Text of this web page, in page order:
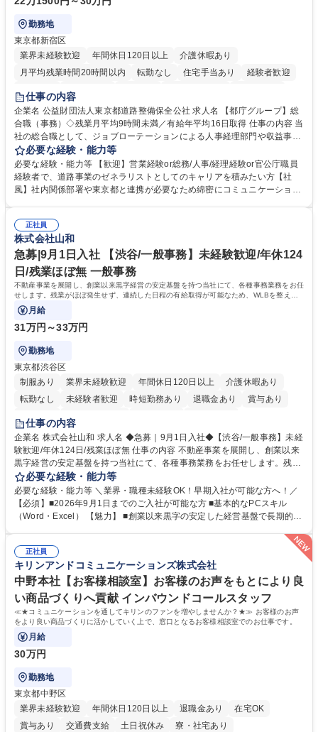
勤務地
東京都新宿区
業界未経験歓迎
年間休日120日以上
介護休暇あり
月平均残業時間20時間以内
転勤なし 住宅手当あり
経験者歓迎
研修あり
退職金あり
駅近5分以内
資格取得手当あり 食事補助あり
仕事の内容
企業名 公益財団法人東京都道路整備保全公社 求人名 【都庁グループ】総
合職（事務）◇残業月平均9時間未満／有給年平均16日取得 仕事の内容 当
社の総合職として、ジョブローテーションによる人事経理部門や収益事業
等のフロント部門の部署等幅広い部署での業務をお任せいたします。研修
制度やキャリア支援が充実しております！ ※下記業務詳細 【業務詳細】■
管理部門：広報、人事、経理など当公社の運営に係る管理業務 ■収益部
門：駐車場の新規開拓、管理運営、新宿駅西口広場の「イベントコーナ
道路施設や道路工事現場の見学ツアー事業 ※入社後は上記いずれかの部門
へ配属。※業務内容変更の範囲：会社の定める業務 募集職種 【都庁グル
ープ】総合職（事務）◇残業月平均9時間未満／有給年平均16日取得
必要な経験・能力等
必要な経験・能力等 【歓迎】営業経験or総務/人事/経理経験or官公庁職員
経験者で、道路事業のゼネラリストとしてのキャリアを積みたい方【社
風】社内関係部署や東京都と連携が必要なため綿密にコミュニケーション
部門など多岐に渡る業務を経験できます。 ■様々なプロジェクト：駐車場
事業の他、新宿駅西口広場内に設置された照明を兼ねた広告「ブライトサ
イン」の管理運営を行うなど、事業収益を生み出す活動を積極的に行って
います。 学歴・資格 学歴：大学院 大学 高専 短大 専修学校 高校 語学力：
資格：
正社員
株式会社山和
急募|9月1日入社 【渋谷/一般事務】未経験歓迎/年休124
日/残業ほぼ無 一般事務
不動産事業を展開し、創業以来黒字経営の安定基盤を持つ当社にて、各種事務業務をお任
せします。残業がほぼ発生せず、連続した日程の有給取得が可能なため、WLBを整えた
い方にお勧めの環境です！
月給
31万円～33万円
勤務地
東京都渋谷区
制服あり
業界未経験歓迎 年間休日120日以上
介護休暇あり
転勤なし
未経験者歓迎 時短勤務あり 退職金あり
賞与あり
育休あり
完全週休2日制
仕事の内容
企業名 株式会社山和 求人名 ◆急募｜9月1日入社◆【渋谷/一般事務】未経
験歓迎/年休124日/残業ほぼ無 仕事の内容 不動産事業を展開し、創業以来
黒字経営の安定基盤を持つ当社にて、各種事務業務をお任せします。残業
がほぼ発生せず、連続した日程の有給取得が可能なため、WLBを整えたい
方にお勧めの環境です！ 入社後はOJTを通じて丁寧に研修を行いますの
で、事務未経験の方でも安心して臨むことができます。 【業務詳細】■電
話・来客対応 ■物件の鍵や社内の備品管理 ■データ入力や書類作成 ■契約
必要な経験・能力等
必要な経験・能力等 ＼業界・職種未経験OK！早期入社が可能な方へ！／
【必須】■2026年9月1日までのご入社が可能な方 ■基本的なPCスキル
（Word・Excel） 【魅力】 ■創業以来黒字の安定した経営基盤で長期的に
両立が可能 ■有給取得を積極的に推奨、年間10日程度の取得実績 ■1ヶ月
のOJTで業務を習得可能、未経験でもしっかりサポート 学歴・資格 学
歴：大学院 大学 高専 短大 語学力： 資格：
正社員
キリンアンドコミュニケーションズ株式会社
中野本社【お客様相談室】お客様のお声をもとにより良
い商品づくりへ貢献 インバウンドコールスタッフ
≪★コミュニケーションを通してキリンのファンを増やしませんか？★≫ お客様のお声
をより良い商品づくりに活かしていく上で、窓口となるお客様相談室でのお仕事です。
月給
30万円
勤務地
東京都中野区
業界未経験歓迎
年間休日120日以上 退職金あり
在宅OK
賞与あり
交通費支給 土日祝休み 寮・社宅あり